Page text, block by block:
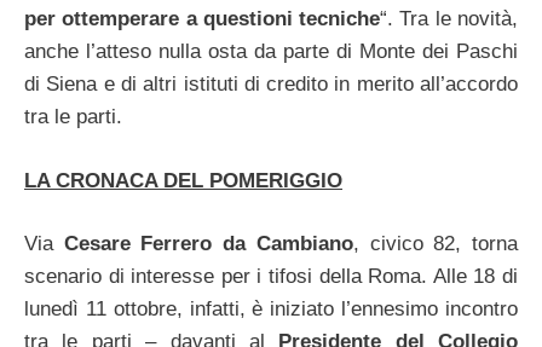
per ottemperare a questioni tecniche“. Tra le novità,
anche l’atteso nulla osta da parte di Monte dei Paschi
di Siena e di altri istituti di credito in merito all’accordo
tra le parti.
LA CRONACA DEL POMERIGGIO
ViaCesare Ferrero da Cambiano, civico 82, torna
scenario di interesse per i tifosi della Roma. Alle 18 di
lunedì 11 ottobre, infatti, è iniziato l’ennesimo incontro
tra le parti – davanti al
Presidente del Collegio